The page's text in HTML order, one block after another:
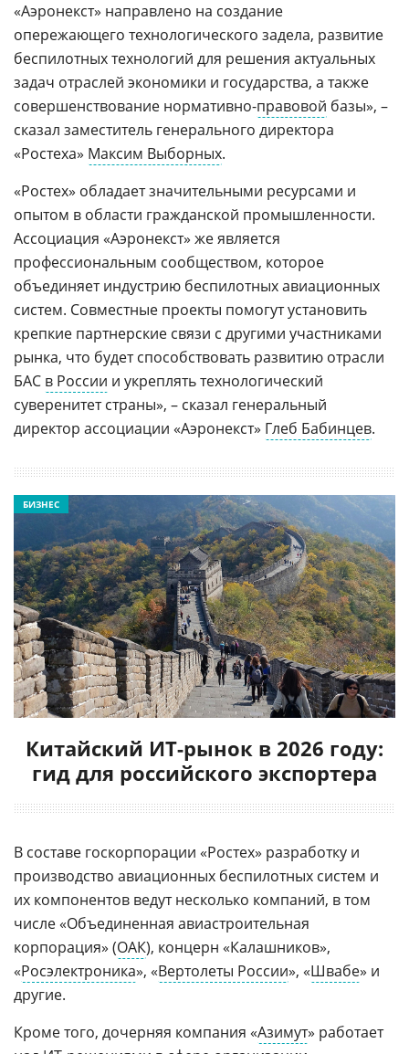
«Аэронекст» направлено на создание
опережающего технологического задела, развитие
беспилотных технологий для решения актуальных
задач отраслей экономики и государства, а также
совершенствование нормативно-правовой базы», –
сказал заместитель генерального директора
«Ростеха» Максим Выборных.
«Ростех» обладает значительными ресурсами и
опытом в области гражданской промышленности.
Ассоциация «Аэронекст» же является
профессиональным сообществом, которое
объединяет индустрию беспилотных авиационных
систем. Совместные проекты помогут установить
крепкие партнерские связи с другими участниками
рынка, что будет способствовать развитию отрасли
БАС в России и укреплять технологический
суверенитет страны», – сказал генеральный
директор ассоциации «Аэронекст» Глеб Бабинцев.
Китайский ИТ-рынок в 2026 году:
гид для российского экспортера
БИЗНЕС
В составе госкорпорации «Ростех» разработку и
производство авиационных беспилотных систем и
их компонентов ведут несколько компаний, в том
числе «Объединенная авиастроительная
корпорация» (ОАК), концерн «Калашников»,
«Росэлектроника», «Вертолеты России», «Швабе» и
другие.
Кроме того, дочерняя компания «Азимут» работает